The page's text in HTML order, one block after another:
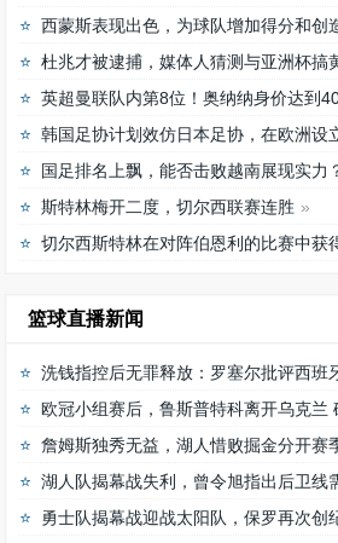
西蒙斯表现出色，为球队增加得分和创
杜兆才被逮捕，媒体人猜测与亚洲杯搞
英超曼联队内第8位！奥纳纳身价达到4000万欧
韩国足协计划效仿日本足协，在欧洲设立办公室
国足排名上飘，能否击败越南展现实力
斯特林梅开二度，切尔西联赛连胜
切尔西斯特林在对阵伯恩利的比赛中获
篮球直播新闻
洗钱指控后无罪释放：罗塞尔批评西班牙
欧冠小组赛后，鲁斯普特科离开乌克兰 矿工队前往
詹姆斯独秀无益，湖人惜败掘金分开赛
湖人队揭幕战失利，曾令旭指出后卫线
勇士队揭幕战迎战太阳队，保罗再次创纪录